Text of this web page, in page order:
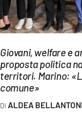
Streaming
LAC NETWORK
LAC ONAIR
LaC
Giovani, welfare e
proposta politica
territori. Marino:
comune»
ALDEA